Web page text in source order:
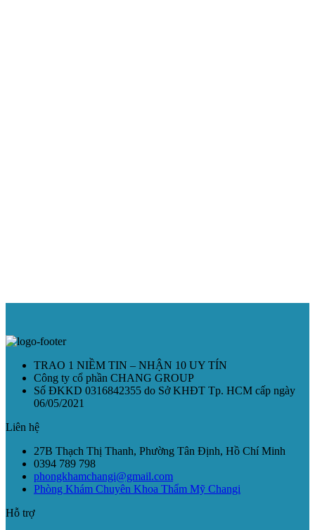
TRAO 1 NIỀM TIN – NHẬN 10 UY TÍN
Công ty cổ phần CHANG GROUP
Số ĐKKD 0316842355 do Sở KHĐT Tp. HCM cấp ngày
06/05/2021
Liên hệ
27B Thạch Thị Thanh, Phường Tân Định, Hồ Chí Minh
0394 789 798
phongkhamchangi@gmail.com
Phòng Khám Chuyên Khoa Thẩm Mỹ Changi
Hỗ trợ